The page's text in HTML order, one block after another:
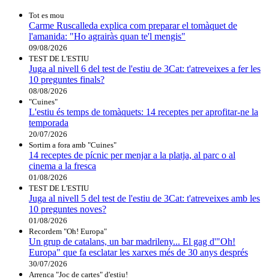
Tot es mou
Carme Ruscalleda explica com preparar el tomàquet de
l'amanida: "Ho agrairàs quan te'l mengis"
09/08/2026
TEST DE L'ESTIU
Juga al nivell 6 del test de l'estiu de 3Cat: t'atreveixes a fer les
10 preguntes finals?
08/08/2026
"Cuines"
L'estiu és temps de tomàquets: 14 receptes per aprofitar-ne la
temporada
20/07/2026
Sortim a fora amb "Cuines"
14 receptes de pícnic per menjar a la platja, al parc o al
cinema a la fresca
01/08/2026
TEST DE L'ESTIU
Juga al nivell 5 del test de l'estiu de 3Cat: t'atreveixes amb les
10 preguntes noves?
01/08/2026
Recordem "Oh! Europa"
Un grup de catalans, un bar madrileny... El gag d'"Oh!
Europa" que fa esclatar les xarxes més de 30 anys després
30/07/2026
Arrenca "Joc de cartes" d'estiu!